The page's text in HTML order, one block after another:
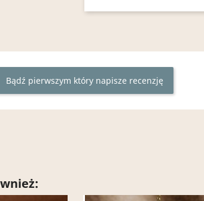
Bądź pierwszym który napisze recenzję